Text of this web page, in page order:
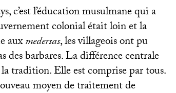
c’est l’éducation musulmane qui a
colonial était loin et la
auxmedersas, les villageois ont pu
des barbares. La différence centrale
tradition. Elle est comprise par tous.
moyen de traitement de